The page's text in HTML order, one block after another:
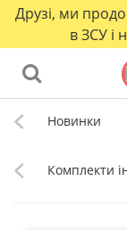
Друзі, ми
в ЗСУ і
Новинки
Комплекти